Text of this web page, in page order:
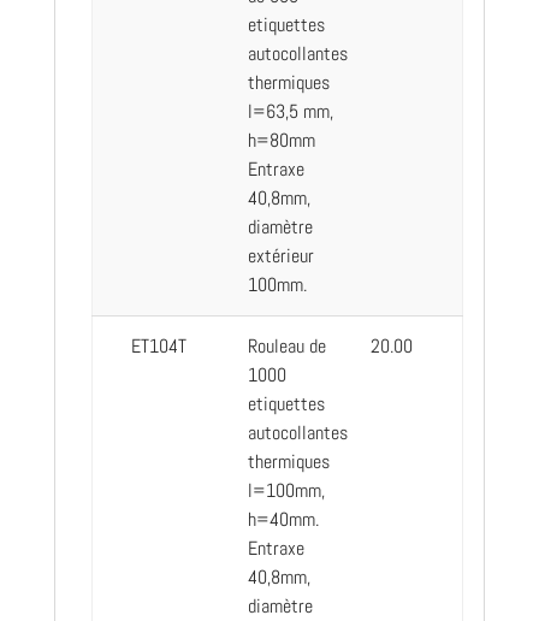
etiquettes
autocollantes
thermiques
l=63,5 mm,
h=80mm
Entraxe
40,8mm,
diamètre
extérieur
100mm.
ET104T
Rouleau de
1000
etiquettes
autocollantes
thermiques
l=100mm,
h=40mm.
Entraxe
40,8mm,
diamètre
20.00